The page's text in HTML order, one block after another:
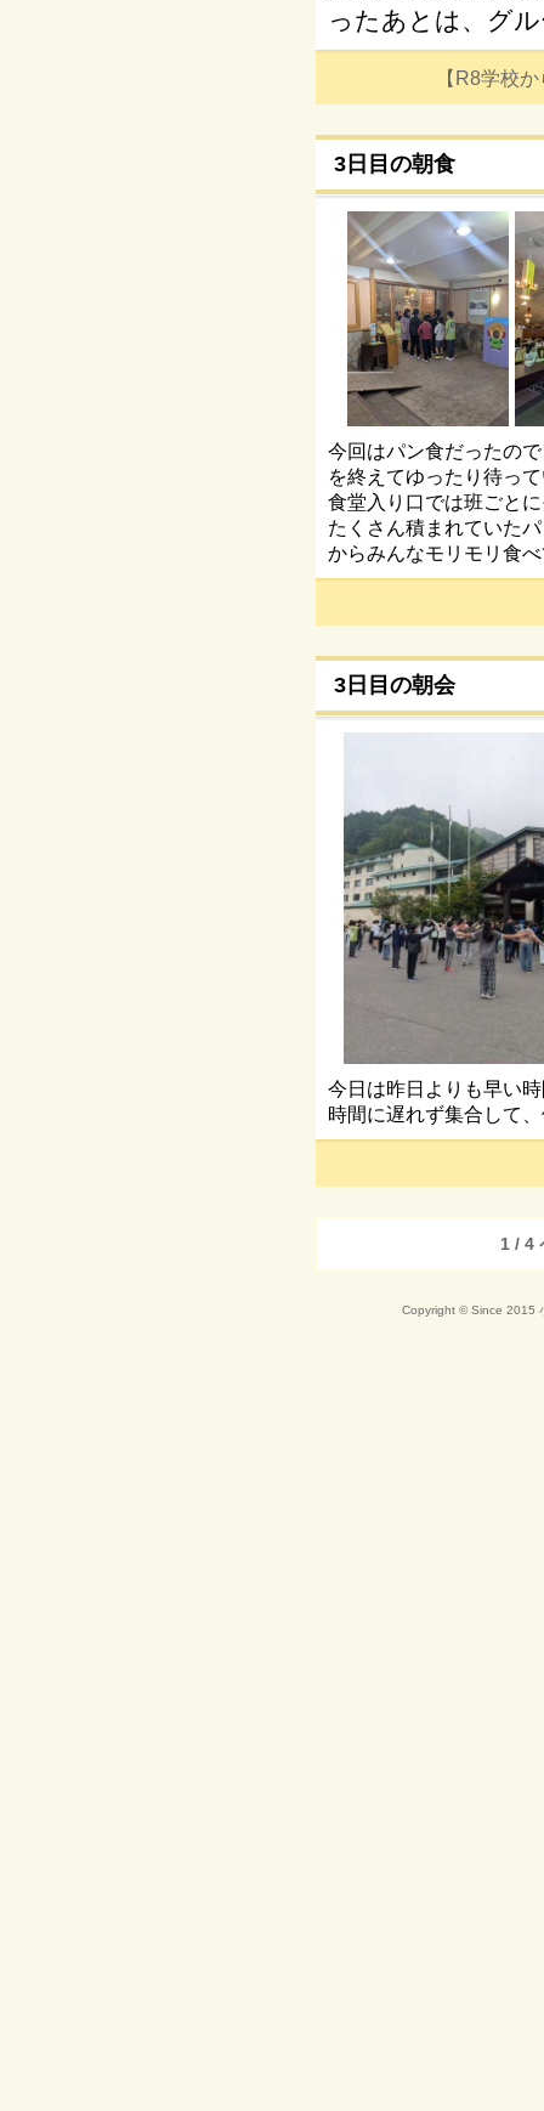
ったあとは、グ
【R8学校
3日目の朝食
今回はパン食だったの
を終えてゆったり待っ
食堂入り口では班ごと
たくさん積まれていた
からみんなモリモリ食
3日目の朝会
今日は昨日よりも早い
時間に遅れず集合して
1 / 4
Copyright © Since 2015